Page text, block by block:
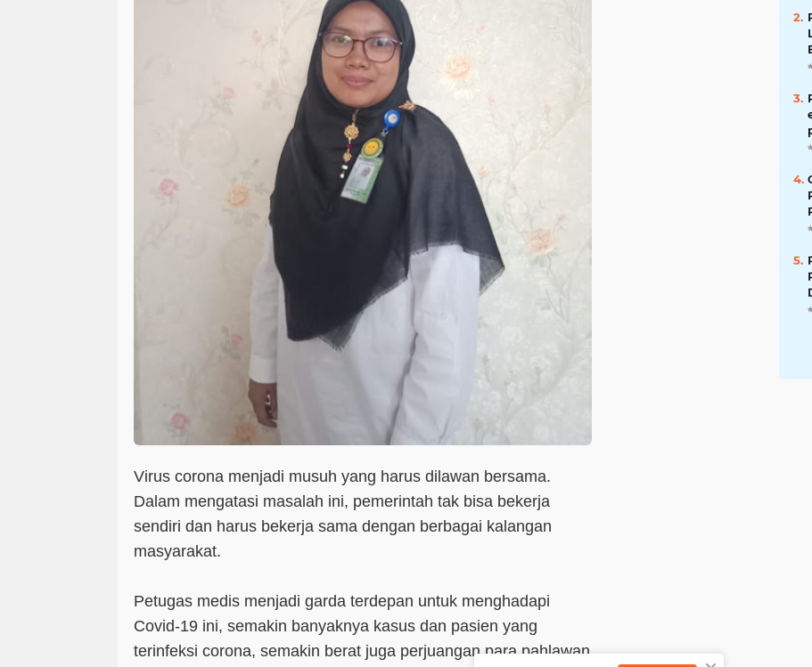
Virus corona menjadi musuh yang harus dilawan bersama.
Dalam mengatasi masalah ini, pemerintah tak bisa bekerja
sendiri dan harus bekerja sama dengan berbagai kalangan
masyarakat.
Petugas medis menjadi garda terdepan untuk menghadapi
Covid-19 ini, semakin banyaknya kasus dan pasien yang
terinfeksi corona, semakin berat juga perjuangan para pahlawan